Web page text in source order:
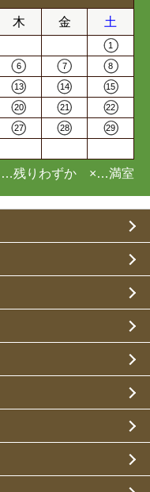
木 金 土
1
6 7 8
13 14 15
20 21 22
27 28 29
残りわずか ×…満室